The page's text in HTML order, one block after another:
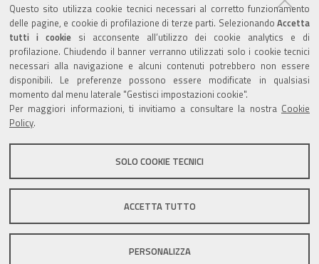
Questo sito utilizza cookie tecnici necessari al corretto funzionamento
delle pagine, e cookie di profilazione di terze parti. Selezionando Accetta
tutti i cookiesi acconsente all’utilizzo dei cookie analytics e di
profilazione. Chiudendo il banner verranno utilizzati solo i cookie tecnici
necessari alla navigazione e alcuni contenuti potrebbero non essere
disponibili. Le preferenze possono essere modificate in qualsiasi
momento dal menu laterale "Gestisci impostazioni cookie".
Per maggiori informazioni, ti invitiamo a consultare la nostra Cookie
Policy.
SOLO COOKIE TECNICI
ACCETTA TUTTO
PERSONALIZZA
Valuta questo sito
Sito istituzionale Comune di Zola Predosa
Privacy policy|DPO|Accessibilità